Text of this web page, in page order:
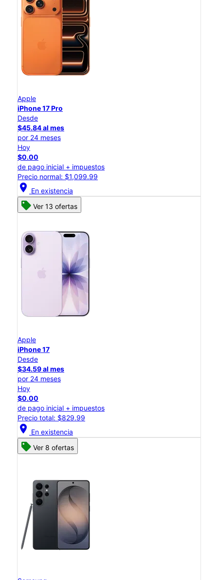
Apple
iPhone 17 Pro
Desde
$45.84 al mes
por 24 meses
Hoy
$0.00
de pago inicial + impuestos
Precio normal: $1,099.99
location_on En existencia
Ver 13 ofertas
Apple
iPhone 17
Desde
$34.59 al mes
por 24 meses
Hoy
$0.00
de pago inicial + impuestos
Precio total: $829.99
location_on En existencia
Ver 8 ofertas